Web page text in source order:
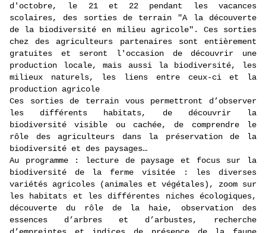
d'octobre, le 21 et 22 pendant les vacances
scolaires, des sorties de terrain "A la découverte
de la biodiversité en milieu agricole". Ces sorties
chez des agriculteurs partenaires sont entièrement
gratuites et seront l'occasion de découvrir une
production locale, mais aussi la biodiversité, les
milieux naturels, les liens entre ceux-ci et la
production agricole
Ces sorties de terrain vous permettront d’observer
les différents habitats, de découvrir la
biodiversité visible ou cachée, de comprendre le
rôle des agriculteurs dans la préservation de la
biodiversité et des paysages…
Au programme : lecture de paysage et focus sur la
biodiversité de la ferme visitée : les diverses
variétés agricoles (animales et végétales), zoom sur
les habitats et les différentes niches écologiques,
découverte du rôle de la haie, observation des
essences d’arbres et d’arbustes, recherche